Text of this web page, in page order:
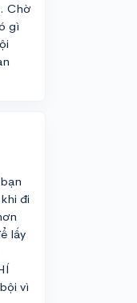
Chờ
gì
đi
lấy
vì